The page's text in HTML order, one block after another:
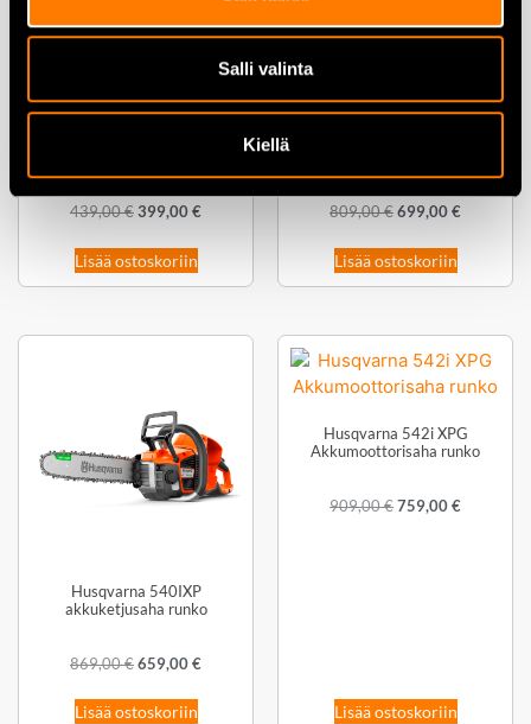
Salli valinta
Kiellä
439,00€399,00€
Lisää ostoskoriin
pensasraivuri runko
809,00€699,00€
Lisää ostoskoriin
Husqvarna 540IXP
akkuketjusaha runko
869,00€659,00€
Lisää ostoskoriin
Husqvarna 542i XPG
Akkumoottorisaha runko
909,00€759,00€
Lisää ostoskoriin